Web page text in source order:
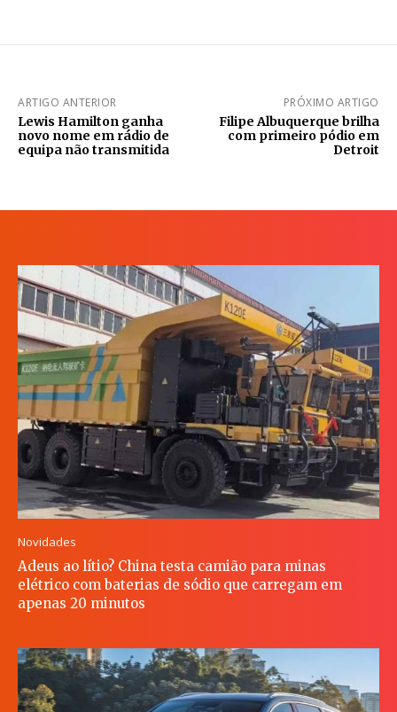
ARTIGO ANTERIOR
Lewis Hamilton ganha
novo nome em rádio de
equipa não transmitida
PRÓXIMO ARTIGO
Filipe Albuquerque brilha
com primeiro pódio em
Detroit
Novidades
Adeus ao lítio? China testa camião para minas
elétrico com baterias de sódio que carregam em
apenas 20 minutos